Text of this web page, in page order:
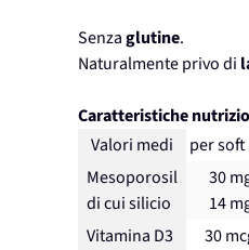
Senzaglutine.
Naturalmente privo di
Caratteristiche
Valori medi
per soft
Mesoporosil
di cui silicio
30
14
Vitamina D3
30